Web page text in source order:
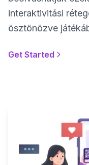
interaktivitási
ösztönözve
Get Started